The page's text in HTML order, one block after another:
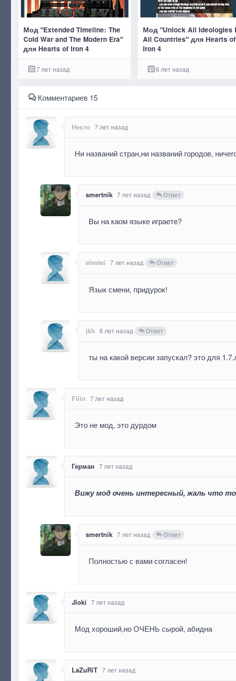
Мод "Extended Timeline: The
Cold War and The Modern Era"
для Hearts of Iron 4
7 лет назад
Мод "Unlock All Ideologies
All Countries" для Hearts of
Iron 4
6 лет назад
Комментариев 15
Некто 7 лет назад
Ни названий стран,ни названий городов,
smertnik 7 лет назад Ответ
Вы на каом языке играете?
elestei 7 лет назад Ответ
Язык смени, придурок!
jkh 6 лет назад Ответ
ты на какой версии запускал? это для
Filin 7 лет назад
Это не мод, это дурдом
Герман 7 лет назад
Вижу мод очень интересный, жаль что
smertnik 7 лет назад Ответ
Полностью с вами согласен!
Jloki 7 лет назад
Мод хороший,но ОЧЕНЬ сырой, абидна
LaZuRiT 7 лет назад